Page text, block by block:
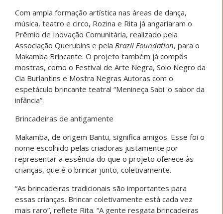
Com ampla formação artística nas áreas de dança,
música, teatro e circo, Rozina e Rita já angariaram o
Prêmio de Inovação Comunitária, realizado pela
Associação Querubins e pela Brazil Foundation, para o
Makamba Brincante. O projeto também já compôs
mostras, como o Festival de Arte Negra, Solo Negro da
Cia Burlantins e Mostra Negras Autoras com o
espetáculo brincante teatral “Menineça Sabi: o sabor da
infância”.
Brincadeiras de antigamente
Makamba, de origem Bantu, significa amigos. Esse foi o
nome escolhido pelas criadoras justamente por
representar a essência do que o projeto oferece às
crianças, que é o brincar junto, coletivamente.
“As brincadeiras tradicionais são importantes para
essas crianças. Brincar coletivamente está cada vez
mais raro”, reflete Rita. “A gente resgata brincadeiras